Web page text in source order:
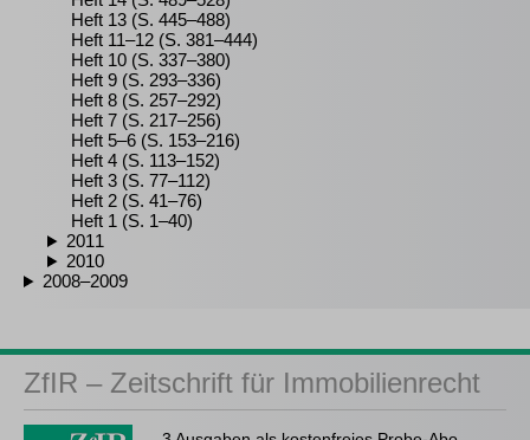
Heft 13 (S. 445–488)
Heft 11–12 (S. 381–444)
Heft 10 (S. 337–380)
Heft 9 (S. 293–336)
Heft 8 (S. 257–292)
Heft 7 (S. 217–256)
Heft 5–6 (S. 153–216)
Heft 4 (S. 113–152)
Heft 3 (S. 77–112)
Heft 2 (S. 41–76)
Heft 1 (S. 1–40)
2011
2010
2008–2009
ZfIR – Zeitschrift für Immobilienrecht